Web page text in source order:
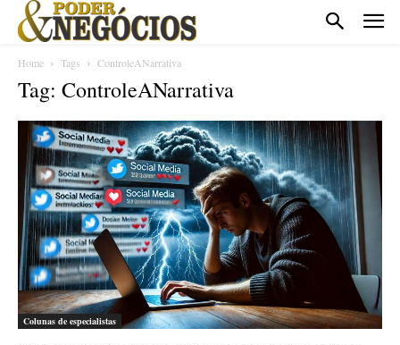
Home Tags ControleANarrativa
Tag: ControleANarrativa
Colunas de especialistas